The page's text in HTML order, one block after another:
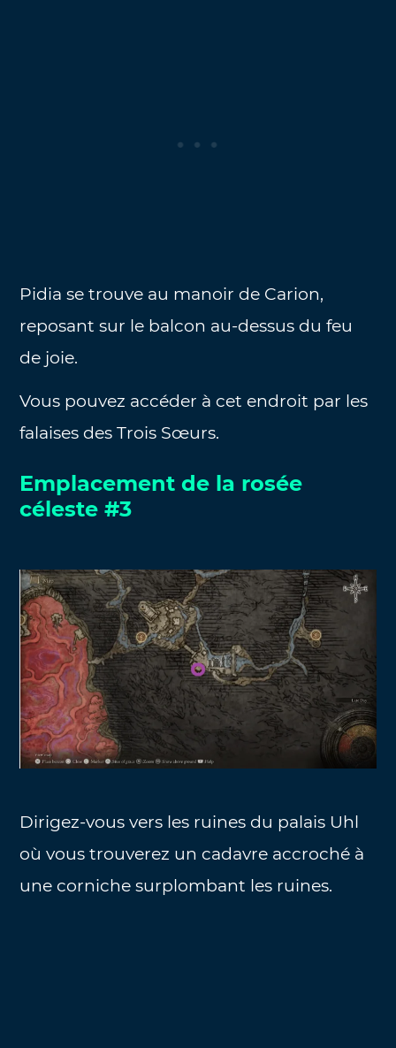
Pidia se trouve au manoir de Carion,
reposant sur le balcon au-dessus du feu
de joie.
Vous pouvez accéder à cet endroit par les
falaises des Trois Sœurs.
Emplacement de la rosée
céleste #3
Dirigez-vous vers les ruines du palais Uhl
où vous trouverez un cadavre accroché à
une corniche surplombant les ruines.